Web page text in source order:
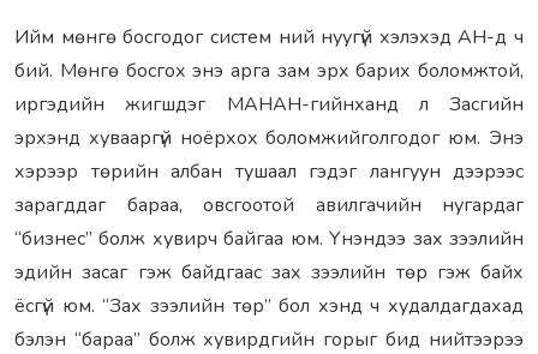
Ийм мөнгө босгодог систем ний нуугүй хэлэхэд АН-д ч
бий. Мөнгө босгох энэ арга зам эрх барих боломжтой,
иргэдийн жигшдэг МАНАН-гийнханд л Засгийн
эрхэнд хувааргүй ноёрхох боломжийголгодог юм. Энэ
хэрээр төрийн албан тушаал гэдэг лангуун дээрээс
зарагддаг бараа, овсгоотой авилгачийн нугардаг
“бизнес” болж хувирч байгаа юм. Үнэндээ зах зээлийн
эдийн засаг гэж байдгаас зах зээлийн төр гэж байх
ёсгүй юм. “Зах зээлийн төр” бол хэнд ч худалдагдахад
бэлэн “бараа” болж хувирдгийн горыг бид нийтээрээ